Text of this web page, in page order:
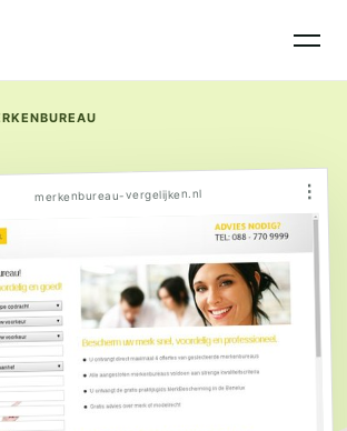
merkenbureau-vergelijken.nl ⋮